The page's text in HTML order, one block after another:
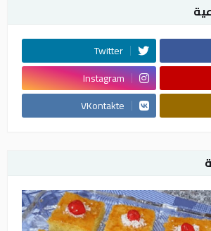
Twitter
Instagram
VKontakte